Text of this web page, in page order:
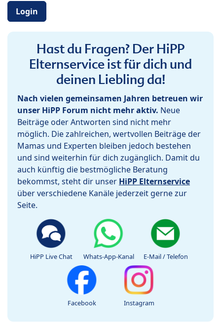
Login
Hast du Fragen? Der HiPP
Elternservice ist für dich und
deinen Liebling da!
Nach vielen gemeinsamen Jahren betreuen wir
unser HiPP Forum nicht mehr aktiv. Neue
Beiträge oder Antworten sind nicht mehr
möglich. Die zahlreichen, wertvollen Beiträge der
Mamas und Experten bleiben jedoch bestehen
und sind weiterhin für dich zugänglich. Damit du
auch künftig die bestmögliche Beratung
bekommst, steht dir unser HiPP Elternservice
über verschiedene Kanäle jederzeit gerne zur
Seite.
HiPP Live Chat Whats-App-Kanal E-Mail / Telefon
Facebook Instagram